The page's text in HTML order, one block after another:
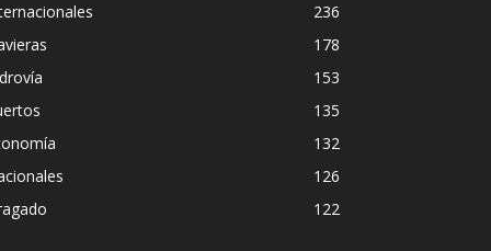
236
178
153
135
132
126
122